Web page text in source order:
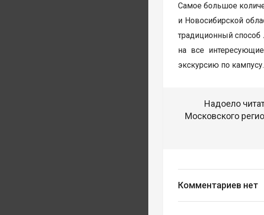
Самое большое
и Новосибирской
традиционный способ
на все
экскурсию по кампусу.
Надоело
Московского
Комментариев нет